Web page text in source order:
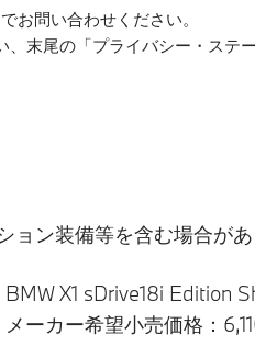
お問い合わせください。
末尾の「プライバシー・ステ
ン装備等を含む場合があ
BMW X1 sDrive18i Edition
メーカー希望小売価格：